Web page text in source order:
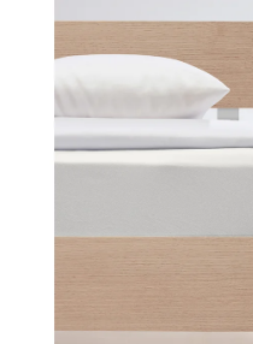
O nás Blog Doprava